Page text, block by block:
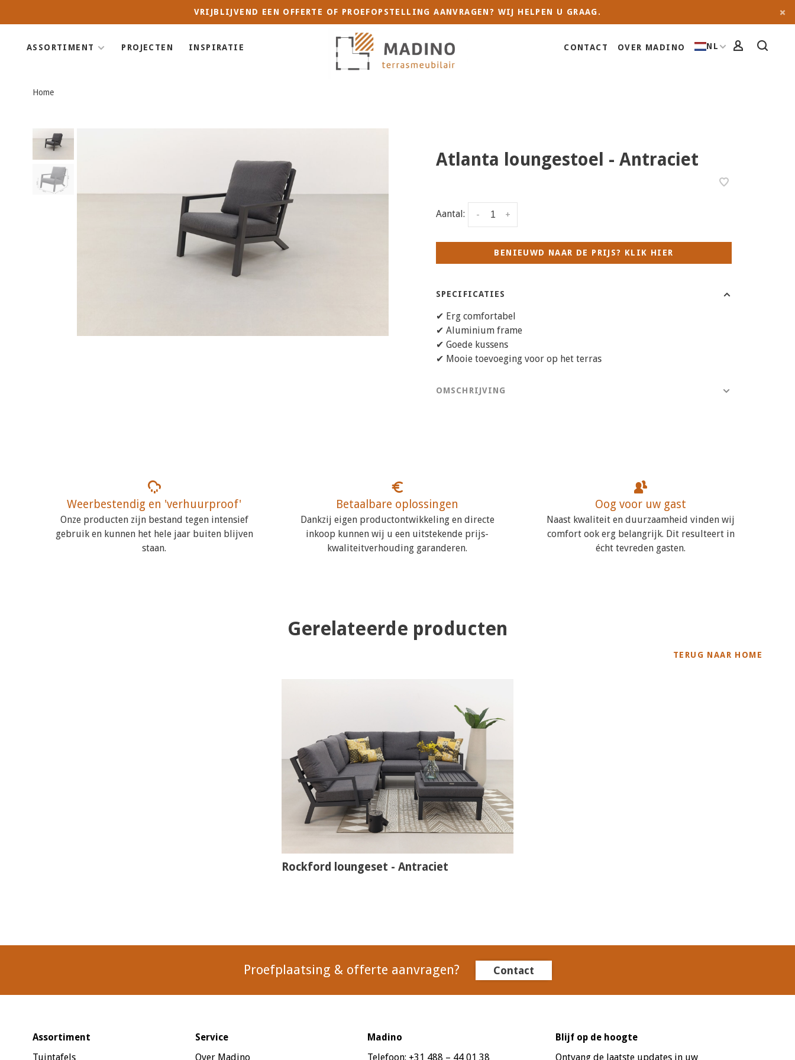
VRIJBLIJVEND EEN OFFERTE OF PROEFOPSTELLING AANVRAGEN? WIJ HELPEN U GRAAG.
ASSORTIMENT PROJECTEN INSPIRATIE CONTACT OVER MADINO NL
Home
Atlanta loungestoel - Antraciet
Aantal: +
-
BENIEUWD NAAR DE PRIJS? KLIK HIER
SPECIFICATIES
✔ Erg comfortabel
✔ Aluminium frame
✔ Goede kussens
✔ Mooie toevoeging voor op het terras
OMSCHRIJVING
Weerbestendig en 'verhuurproof'
Onze producten zijn bestand tegen intensief
gebruik en kunnen het hele jaar buiten blijven
staan.
Betaalbare oplossingen
Dankzij eigen productontwikkeling en directe
inkoop kunnen wij u een uitstekende prijs-
kwaliteitverhouding garanderen.
Oog voor uw gast
Naast kwaliteit en duurzaamheid vinden wij
comfort ook erg belangrijk. Dit resulteert in
écht tevreden gasten.
Gerelateerde producten
TERUG NAAR HOME
Rockford loungeset - Antraciet
Proefplaatsing & offerte aanvragen? Contact
Assortiment
Tuintafels
Service
Over Madino
Madino
Telefoon: +31 488 – 44 01 38
Blijf op de hoogte
Ontvang de laatste updates in uw